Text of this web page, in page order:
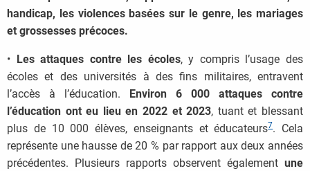
handicap, les violences basées sur le genre, les mariages
et grossesses précoces.
• Les attaques contre les écoles, y compris l’usage des
écoles et des universités à des fins militaires, entravent
l’accès à l’éducation.
Environ 6 000 attaques contre
l’éducation ont eu lieu en 2022 et 2023, tuant et blessant
plus de 10 000 élèves, enseignants et éducateurs7. Cela
représente une hausse de 20 % par rapport aux deux années
précédentes. Plusieurs rapports observent également une